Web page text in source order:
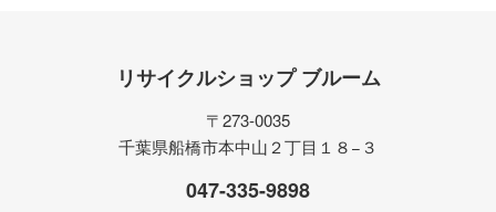
リサイクルショップ ブルーム
〒273-0035
千葉県船橋市本中山２丁目１８−３
047-335-9898